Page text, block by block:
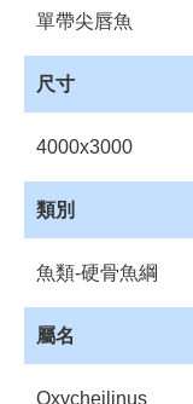
管
理
管
理
資
源
收
藏
單帶尖唇魚
尺寸
4000x3000
類別
魚類-硬骨魚綱
屬名
Oxycheilinus